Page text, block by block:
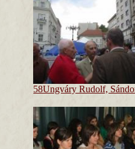
58Ungváry Rudolf,